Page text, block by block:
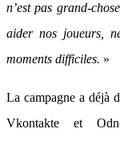
n’est pas grand-
aider nos joueurs,
moments difficiles. »
La campagne a déjà
Vkontakte et